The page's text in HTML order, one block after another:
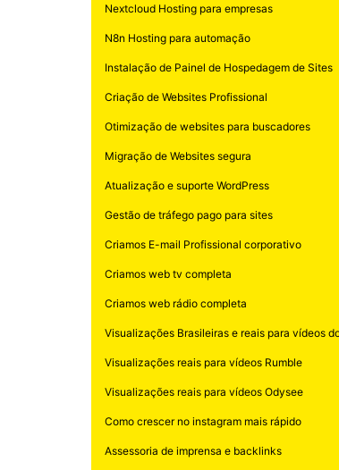
Nextcloud Hosting para empresas
N8n Hosting para automação
Instalação de Painel de Hospedagem de Sites
Criação de Websites Profissional
Otimização de websites para buscadores
Migração de Websites segura
Atualização e suporte WordPress
Gestão de tráfego pago para sites
Criamos E-mail Profissional corporativo
Criamos web tv completa
Criamos web rádio completa
Visualizações Brasileiras e reais para vídeos
Visualizações reais para vídeos Rumble
Visualizações reais para vídeos Odysee
Como crescer no instagram mais rápido
Assessoria de imprensa e backlinks